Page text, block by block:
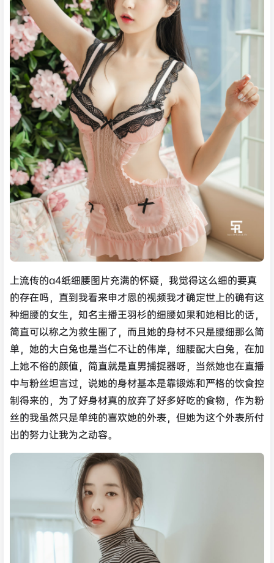
上流传的a4纸细腰图片充满的怀疑，我觉得这么细的要真
的存在吗，直到我看来申才恩的视频我才确定世上的确有这
种细腰的女生，知名主播王羽杉的细腰如果和她相比的话，
简直可以称之为救生圈了，而且她的身材不只是腰细那么简
单，她的大白兔也是当仁不让的伟岸，细腰配大白兔，在加
上她不俗的颜值，简直就是直男捕捉器呀，当然她也在直播
中与粉丝坦言过，说她的身材基本是靠锻炼和严格的饮食控
制得来的，为了好身材真的放弃了好多好吃的食物，作为粉
丝的我虽然只是单纯的喜欢她的外表，但她为这个外表所付
出的努力让我为之动容。